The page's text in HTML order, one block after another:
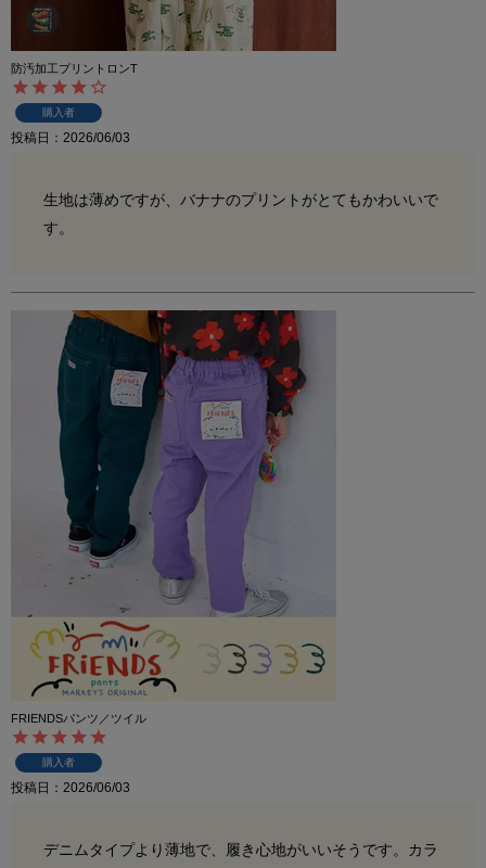
防汚加工プリントロンT
購入者
投稿日 2026/06/03
生地は薄めですが、バナナのプリントがとてもかわいいで
す。
FRIENDSパンツ／ツイル
購入者
投稿日 2026/06/03
デニムタイプより薄地で、履き心地がいいそうです。カラ